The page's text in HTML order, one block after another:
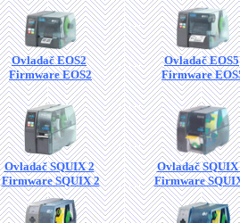
Ovladač EOS2
Firmware EOS2
Ovladač EOS5
Firmware
Ovladač SQUIX 2
Firmware SQUIX 2
Ovladač SQUIX
Firmware